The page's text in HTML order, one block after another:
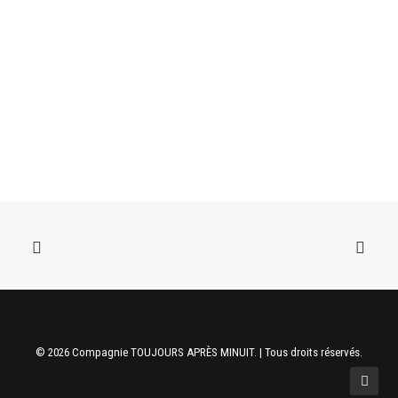
© 2026 Compagnie TOUJOURS APRÈS MINUIT. | Tous droits réservés.